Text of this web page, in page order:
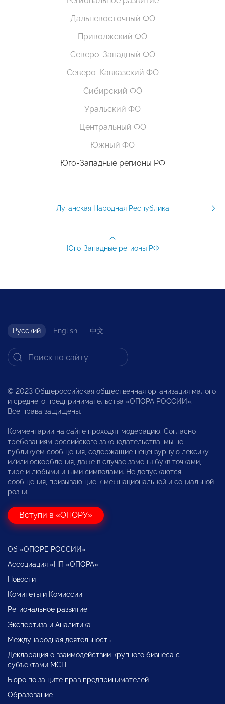
Дальневосточный ФО
Приволжский ФО
Северо-Западный ФО
Северо-Кавказский ФО
Сибирский ФО
Уральский ФО
Центральный ФО
Южный ФО
Юго-Западные регионы РФ
Луганская Народная Республика
Юго-Западные регионы РФ
Русский English 中文
© 2023 Общероссийская общественная организация малого
и среднего предпринимательства «ОПОРА РОССИИ».
Все права защищены.
Комментарии на сайте проходят модерацию. Согласно
требованиям российского законодательства, мы не
публикуем сообщения, содержащие нецензурную лексику
и/или оскорбления, даже в случае замены букв точками,
тире и любыми иными символами. Не допускаются
сообщения, призывающие к межнациональной и социальной
розни.
Вступи в «ОПОРУ»
Об «ОПОРЕ РОССИИ»
Ассоциация «НП «ОПОРА»
Новости
Комитеты и Комиссии
Региональное развитие
Экспертиза и Аналитика
Международная деятельность
Декларация о взаимодействии крупного бизнеса с
субъектами МСП
Бюро по защите прав предпринимателей
Образование